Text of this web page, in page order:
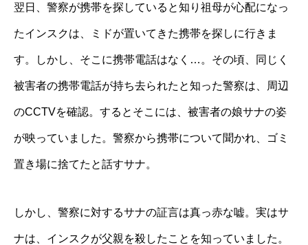
翌日、警察が携帯を探していると知り祖母が心配になっ
たインスクは、ミドが置いてきた携帯を探しに行きま
す。しかし、そこに携帯電話はなく…。その頃、同じく
被害者の携帯電話が持ち去られたと知った警察は、周辺
のCCTVを確認。するとそこには、被害者の娘サナの姿
が映っていました。警察から携帯について聞かれ、ゴミ
置き場に捨てたと話すサナ。
しかし、警察に対するサナの証言は真っ赤な嘘。実はサ
ナは、インスクが父親を殺したことを知っていました。